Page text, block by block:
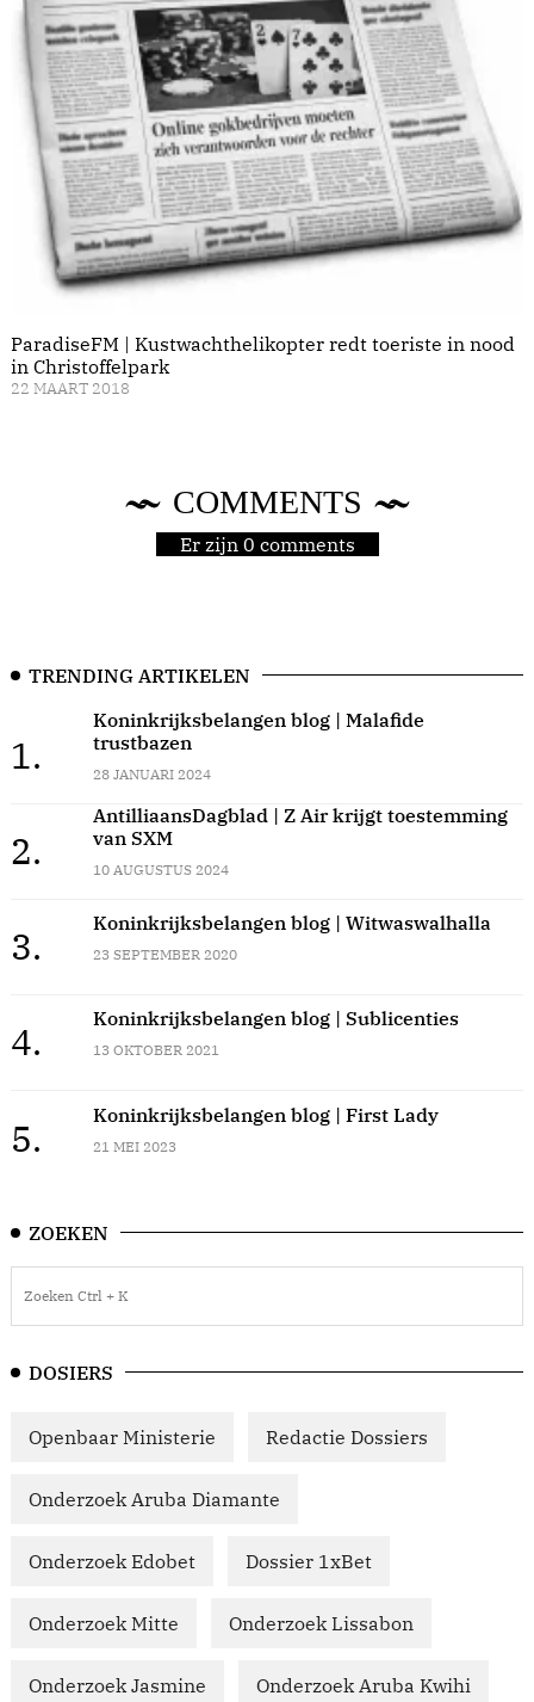
ParadiseFM | Kustwachthelikopter redt toeriste in nood
in Christoffelpark
22 MAART 2018
COMMENTS
Er zijn 0 comments
TRENDING ARTIKELEN
1.
Koninkrijksbelangen blog | Malafide
trustbazen
28 JANUARI 2024
2.
AntilliaansDagblad | Z Air krijgt toestemming
van SXM
10 AUGUSTUS 2024
3.
Koninkrijksbelangen blog | Witwaswalhalla
23 SEPTEMBER 2020
4.
Koninkrijksbelangen blog | Sublicenties
13 OKTOBER 2021
5.
Koninkrijksbelangen blog | First Lady
21 MEI 2023
ZOEKEN
DOSIERS
Openbaar Ministerie Redactie Dossiers
Onderzoek Aruba Diamante
Onderzoek Edobet Dossier 1xBet
Onderzoek Mitte Onderzoek Lissabon
Onderzoek Jasmine Onderzoek Aruba Kwihi